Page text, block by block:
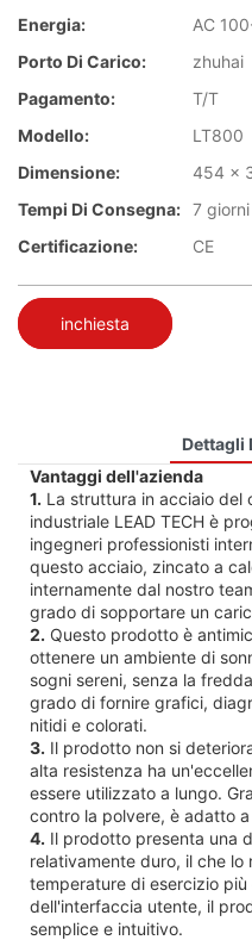
Energia:
AC
Porto Di Carico:
zhuhai
Pagamento:
T/T
Modello:
LT800
Dimensione:
454 x
Tempi Di Consegna: 7 giorni
Certificazione:
CE
inchiesta
Dettagli
Vantaggi dell'azienda
1. La struttura in acciaio
industriale LEAD TECH è
ingegneri professionisti
questo acciaio, zincato a
internamente dal nostro
grado di sopportare un
2. Questo prodotto è
ottenere un ambiente di
sogni sereni, senza la
grado di fornire grafici,
nitidi e colorati.
3. Il prodotto non si
alta resistenza ha
essere utilizzato a lungo.
contro la polvere, è adatto
4. Il prodotto presenta una
relativamente duro, il che
temperature di esercizio
dell'interfaccia utente, il
semplice e intuitivo.